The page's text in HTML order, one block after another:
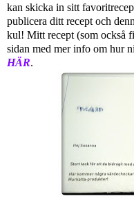
kan skicka in sitt
publicera ditt recept och
kul! Mitt recept (som också
sidan med mer info om hur
HÄR.